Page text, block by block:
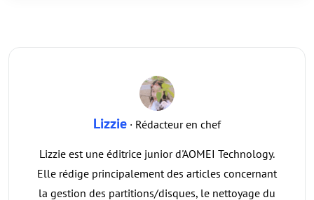
Lizzie · Rédacteur en chef
Lizzie est une éditrice junior d'AOMEI Technology.
Elle rédige principalement des articles concernant
la gestion des partitions/disques, le nettoyage du